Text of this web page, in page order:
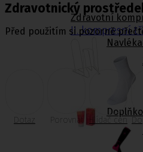
Zdravotní
II. kompresní
Zdravotnický
Před použitím si pozorně
Dotaz Hlídač cen